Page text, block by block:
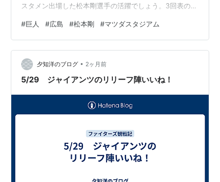
スタメン出場した松本剛選手の活躍でしょう。3回表の貴
らなる追加点となる適時打を放つなど、計4打数3安打2
打点の大爆発。相手の玉村投手に対して、甘い球を見逃
さず確実に捉える技術はさすがの一言です。打線に厚み
を持たせる素晴らしい働きを見せてくれました。
youtube.com 盤石の継投と泉口選手の走者一掃タイムリ
#巨人 #広島 #松本剛 #マツダスタジアム
夕知洋のブログ • 2ヶ月前
5/29 ジャイアンツのリリーフ陣いいね！